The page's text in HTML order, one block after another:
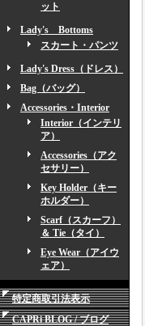
ット
Lady's Bottoms
スカート・パンツ
Lady's Dress（ドレス）
Bag（バッグ）
Accessories・Interior
Interior（インテリ
ア）
Accessories（アク
セサリー）
Key Holder（キー
ホルダー）
Scarf（スカーフ）
＆ Tie（タイ）
Eye Wear（アイウ
ェア）
特定商取引法表示
CAPRi BLOG / ブログ